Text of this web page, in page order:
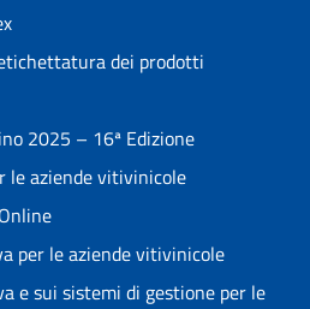
dei prodotti
2025 – 16ª Edizione
le aziende vitivinicole
per le aziende vitivinicole
e sui sistemi di gestione per le